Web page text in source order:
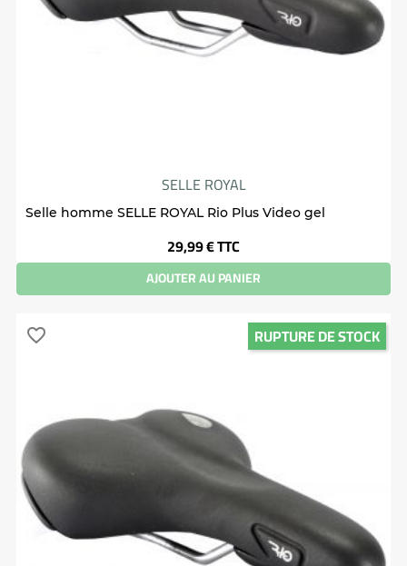
SELLE ROYAL
Selle homme SELLE ROYAL Rio Plus Video gel
Prix
29,99 €TTC
AJOUTER AU PANIER
RUPTURE DE STOCK
favorite_border